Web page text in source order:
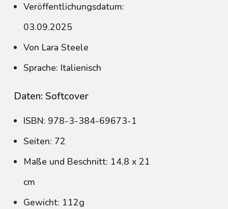
Veröffentlichungsdatum:
03.09.2025
Von Lara Steele
Sprache: Italienisch
Daten: Softcover
ISBN: 978-3-384-69673-1
Seiten: 72
Maße und Beschnitt: 14,8 x 21
cm
Gewicht: 112g